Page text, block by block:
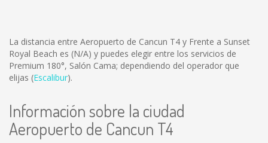
La distancia entre Aeropuerto de Cancun T4 y Frente a Sunset
Royal Beach es (N/A) y puedes elegir entre los servicios de
Premium 180°, Salón Cama; dependiendo del operador que
elijas (Escalibur).
Información sobre la ciudad
Aeropuerto de Cancun T4